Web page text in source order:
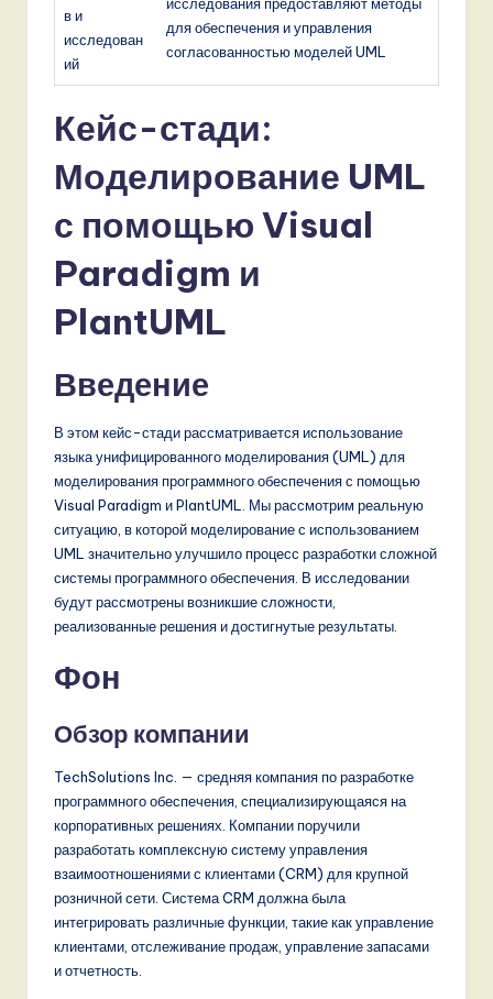
в и
исследован
ий
для обеспечения и управления
согласованностью моделей UML
Кейс-стади:
Моделирование UML
с помощью Visual
Paradigm и
PlantUML
Введение
В этом кейс-стади рассматривается использование
языка унифицированного моделирования (UML) для
моделирования программного обеспечения с помощью
Visual Paradigm и PlantUML. Мы рассмотрим реальную
ситуацию, в которой моделирование с использованием
UML значительно улучшило процесс разработки сложной
системы программного обеспечения. В исследовании
будут рассмотрены возникшие сложности,
реализованные решения и достигнутые результаты.
Фон
Обзор компании
TechSolutions Inc. — средняя компания по разработке
программного обеспечения, специализирующаяся на
корпоративных решениях. Компании поручили
разработать комплексную систему управления
взаимоотношениями с клиентами (CRM) для крупной
розничной сети. Система CRM должна была
интегрировать различные функции, такие как управление
клиентами, отслеживание продаж, управление запасами
и отчетность.